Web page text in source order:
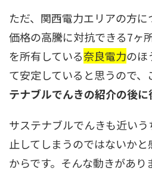
ただ、関西電力エリアの方
価格の高騰に対抗できる7ヶ
を所有している奈良電力のほ
て安定していると思うので、
テナブルでんきの紹介の後に
サステナブルでんきも近い
止してしまうのではないか
からです。そんな動きがあり